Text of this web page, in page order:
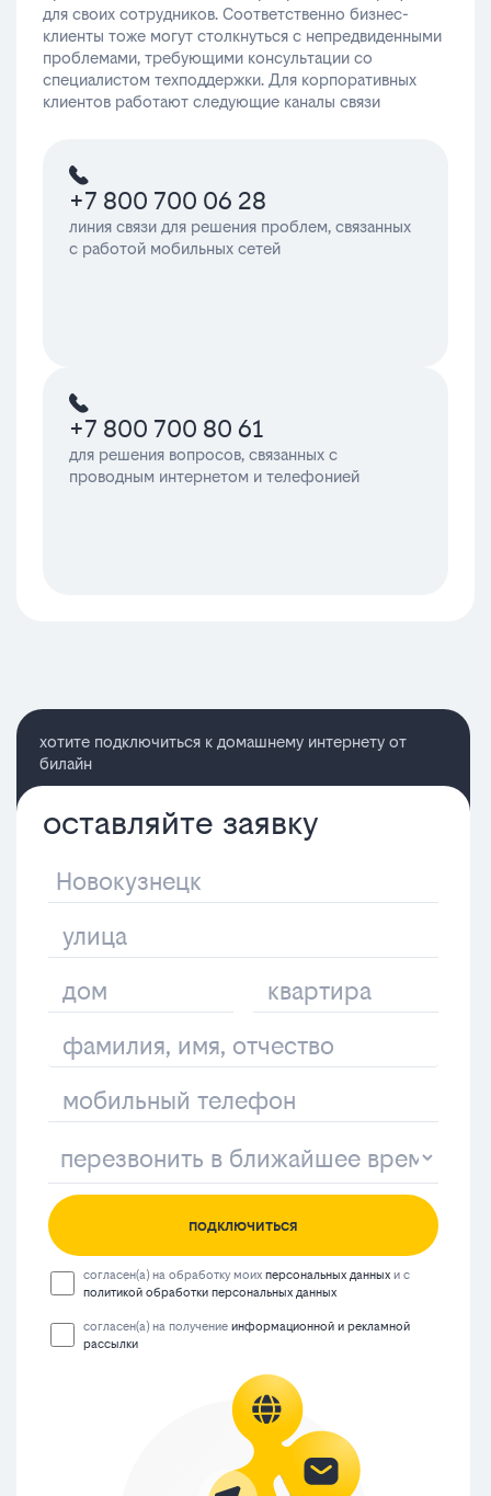
для своих сотрудников. Соответственно бизнес-
клиенты тоже могут столкнуться с непредвиденными
проблемами, требующими консультации со
специалистом техподдержки. Для корпоративных
клиентов работают следующие каналы связи
+7 800 700 06 28
линия связи для решения проблем, связанных
с работой мобильных сетей
+7 800 700 80 61
для решения вопросов, связанных с
проводным интернетом и телефонией
хотите подключиться к домашнему интернету от
билайн
оставляйте заявку
подключиться
согласен(а) на обработку моихперсональных данных и с
политикой обработки персональных данных
согласен(а) на получениеинформационной и рекламной
рассылки